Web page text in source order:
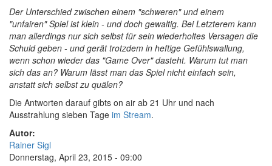
Der Unterschied zwischen einem "schweren" und einem
"unfairen" Spiel ist klein - und doch gewaltig. Bei Letzterem kann
man allerdings nur sich selbst für sein wiederholtes Versagen die
Schuld geben - und gerät trotzdem in heftige Gefühlswallung,
wenn schon wieder das "Game Over" dasteht. Warum tut man
sich das an? Warum lässt man das Spiel nicht einfach sein,
anstatt sich selbst zu quälen?
Die Antworten darauf gibts on air ab 21 Uhr und nach
Ausstrahlung sieben Tage im Stream.
Autor:
Rainer Sigl
Donnerstag, April 23, 2015 - 09:00